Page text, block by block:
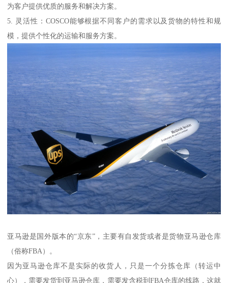
为客户提供优质的服务和解决方案。
5. 灵活性：COSCO能够根据不同客户的需求以及货物的特性和规
模，提供个性化的运输和服务方案。
亚马逊是国外版本的“京东”，主要有自发货或者是货物亚马逊仓库
（俗称FBA）。
因为亚马逊仓库不是实际的收货人，只是一个分拣仓库（转运中
心），需要发货到亚马逊仓库，需要发含税到FBA仓库的线路，这就